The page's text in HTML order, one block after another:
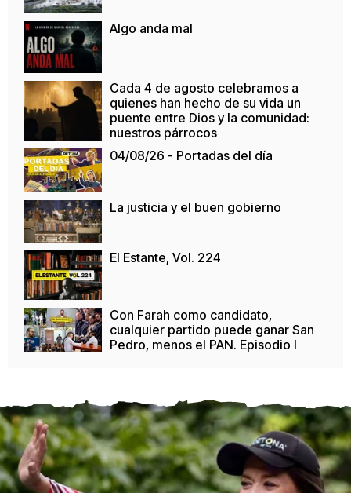
Algo anda mal
Cada 4 de agosto celebramos a
quienes han hecho de su vida un
puente entre Dios y la comunidad:
nuestros párrocos
04/08/26 - Portadas del día
La justicia y el buen gobierno
El Estante, Vol. 224
Con Farah como candidato,
cualquier partido puede ganar San
Pedro, menos el PAN. Episodio I